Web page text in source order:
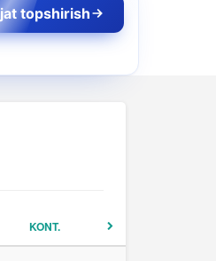
topshirish
KONT.